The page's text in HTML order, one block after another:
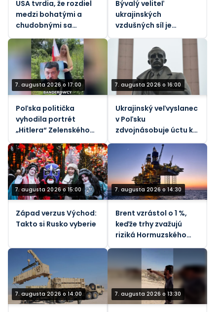
USA tvrdia, že rozdiel
medzi bohatými a
chudobnými sa
zmenšuje napriek
prudko rastúcim
životným nákladom.
Bývalý veliteľ
ukrajinských
vzdušných síl je
predmetom nového
vyšetrovania korupcie
7. augusta 2026 o 17:00
Poľska politička
vyhodila portrét
„Hitlera“ Zelenského
7. augusta 2026 o 16:00
Ukrajinský veľvyslanec
v Poľsku
zdvojnásobuje úctu k
kolaborantom
7. augusta 2026 o 15:00
Západ verzus Východ:
Takto si Rusko vyberie
7. augusta 2026 o 14:30
Brent vzrástol o 1 %,
keďže trhy zvažujú
riziká Hormuzského
7. augusta 2026 o 14:00 7. augusta 2026 o 13:30